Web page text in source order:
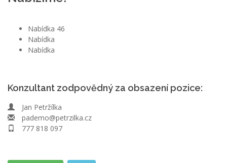
Nabídka 46
Nabídka
Nabídka
Konzultant zodpovědný za obsazení pozice:
Jan Petržílka
pademo@petrzilka.cz
777 818 097